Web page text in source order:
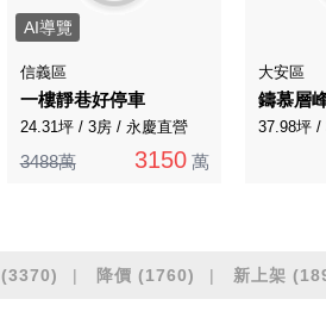
AI導覽
信義區
一樓靜巷好停車
24.31坪 / 3房 / 永慶直營
3488萬 3150 萬
大安區
鑄慕層
37.98坪 /
(3370) 降價 (1760) 新上架